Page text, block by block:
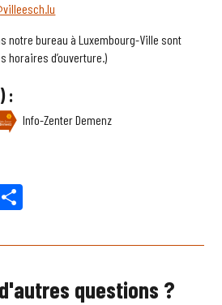
notre bureau à Luxembourg-Ville sont
horaires d’ouverture.)
:
Info-Zenter Demenz
questions ?